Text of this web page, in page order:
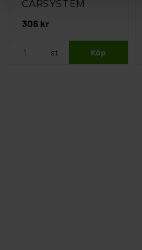
CARSYSTEM
970gr
306 kr
st Köp